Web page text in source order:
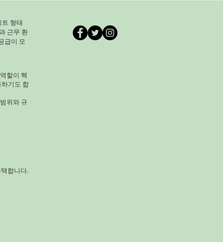
정적이고 계약재배가 활발
교적 적고 관리 난이도가 낮
작물이다. 보리 재배 환경
형태
근무 환
급이 모
할이 핵
기도 합
위와 규
합니다.